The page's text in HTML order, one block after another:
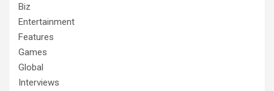
Biz
Entertainment
Features
Games
Global
Interviews